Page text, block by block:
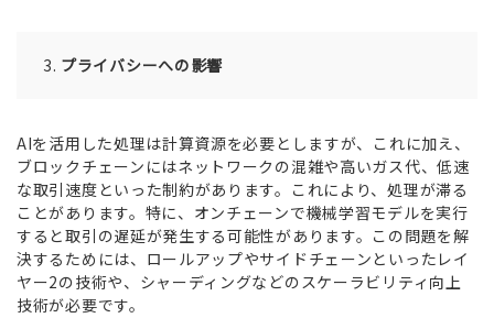
プライバシーへの影響
AIを活用した処理は計算資源を必要としますが、これに加え、
ブロックチェーンにはネットワークの混雑や高いガス代、低速
な取引速度といった制約があります。これにより、処理が滞る
ことがあります。特に、オンチェーンで機械学習モデルを実行
すると取引の遅延が発生する可能性があります。この問題を解
決するためには、ロールアップやサイドチェーンといったレイ
ヤー2の技術や、シャーディングなどのスケーラビリティ向上
技術が必要です。